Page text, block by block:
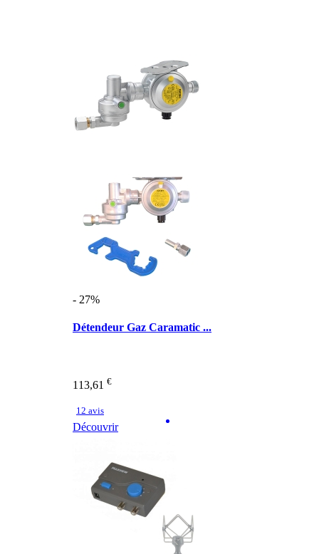
- 27%
Détendeur Gaz Caramatic ...
113,61 €
12 avis
Découvrir